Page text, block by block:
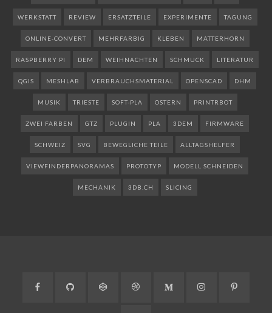
WERKSTATT REVIEW ERSATZTEILE EXPERIMENTE TAGUNG
ONLINE-CONVERT MEHRFARBIG KLEBEN MATTERHORN
RASPBERRY PI DEM WEIHNACHTEN SCHMUCK LITERATUR
QGIS MESHLAB VERBRAUCHSMATERIAL OPENSCAD DHM
MUSIK TRIESTE SOFT-PLA OSTERN PRINTRBOT
ZWEI FARBEN GTZ PLUGIN PLA 3DEM FIRMWARE
SCHWEIZ SVG BEWEGLICHE TEILE ALLTAGSHELFER
VIEWFINDERPANORAMAS PROTOTYP MODELL SCHNEIDEN
MECHANIK 3DB.CH SLICING
Facebook GitHub CodePen DribbbleMedium Instagram